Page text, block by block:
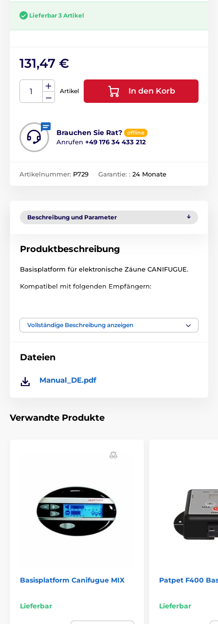
Lieferbar 3 Artikel
131,47 €
Artikel In den Korb
Brauchen Sie Rat? offline
Anrufen +49 176 34 433 212
Artikelnummer: P729 Garantie: : 24 Monate
Beschreibung und Parameter
Produktbeschreibung
Basisplatform für elektronische Zäune CANIFUGUE.
Kompatibel mit folgenden Empfängern:
PET AT SCHOOL
CANIFUGUE MIX
Technische Spezifikationen können ohne vorherige
zur Illustration.
Das Produkt ist in Kategorien eingeteilt
Vollständige Beschreibung anzeigen
Dateien
Manual_DE.pdf
Verwandte Produkte
Basisplatform Canifugue MIX
Lieferbar
Patpet F400
Lieferbar